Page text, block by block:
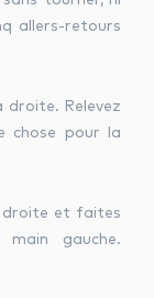
allers-retours
droite. Relevez
chose pour la
droite et faites
gauche.